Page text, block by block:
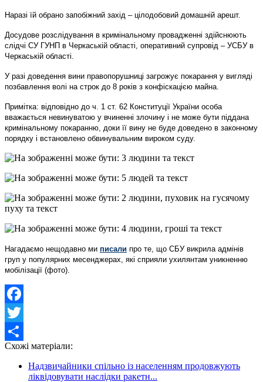
Наразі їй обрано запобіжний захід – цілодобовий домашній арешт.
Досудове розслідування в кримінальному провадженні здійснюють
слідчі СУ ГУНП в Черкаській області, оперативний супровід – УСБУ в
Черкаській області.
У разі доведення вини правопорушниці загрожує покарання у вигляді
позбавлення волі на строк до 8 років з конфіскацією майна.
Примітка: відповідно до ч. 1 ст. 62 Конституції України особа
вважається невинуватою у вчиненні злочину і не може бути піддана
кримінальному покаранню, доки її вину не буде доведено в законному
порядку і встановлено обвинувальним вироком суду.
Нагадаємо нещодавно ми писали про те, що СБУ викрила адмінів
груп у популярних месенджерах, які сприяли ухилянтам уникненню
мобілізації (фото).
Facebook
Twitter
Share
Схожі матеріали:
Надзвичайники спільно із населенням продовжують
ліквідовувати наслідки ракетн...